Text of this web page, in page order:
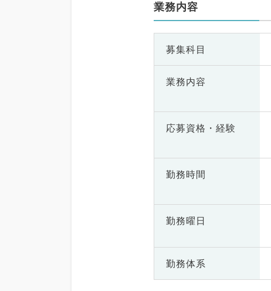
業務内容
募集科目
業務内容
応募資格・ 経験
勤務時間
勤務曜日
勤務体系